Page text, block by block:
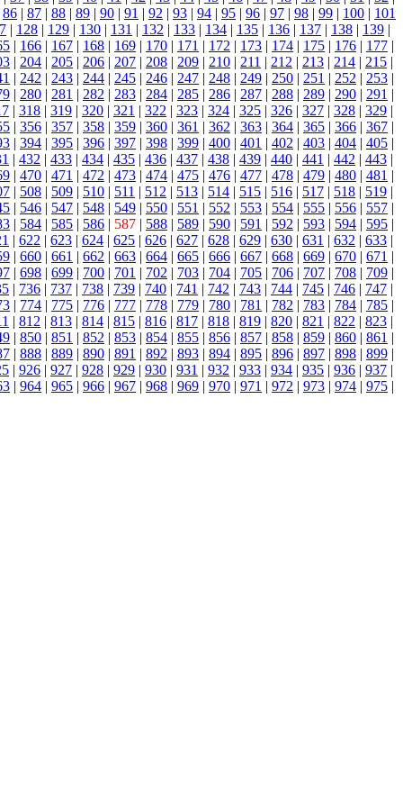
86 | 87 | 88 | 89 | 90 | 91 | 92 | 93 | 94 | 95 | 96 | 97 | 98 | 99 | 100 | 101
| 128 | 129 | 130 | 131 | 132 | 133 | 134 | 135 | 136 | 137 | 138 | 139 |
| 166 | 167 | 168 | 169 | 170 | 171 | 172 | 173 | 174 | 175 | 176 | 177 |
| 204 | 205 | 206 | 207 | 208 | 209 | 210 | 211 | 212 | 213 | 214 | 215 |
| 242 | 243 | 244 | 245 | 246 | 247 | 248 | 249 | 250 | 251 | 252 | 253 |
| 280 | 281 | 282 | 283 | 284 | 285 | 286 | 287 | 288 | 289 | 290 | 291 |
| 318 | 319 | 320 | 321 | 322 | 323 | 324 | 325 | 326 | 327 | 328 | 329 |
| 356 | 357 | 358 | 359 | 360 | 361 | 362 | 363 | 364 | 365 | 366 | 367 |
| 394 | 395 | 396 | 397 | 398 | 399 | 400 | 401 | 402 | 403 | 404 | 405 |
| 432 | 433 | 434 | 435 | 436 | 437 | 438 | 439 | 440 | 441 | 442 | 443 |
| 470 | 471 | 472 | 473 | 474 | 475 | 476 | 477 | 478 | 479 | 480 | 481 |
| 508 | 509 | 510 | 511 | 512 | 513 | 514 | 515 | 516 | 517 | 518 | 519 |
| 546 | 547 | 548 | 549 | 550 | 551 | 552 | 553 | 554 | 555 | 556 | 557 |
| 584 | 585 | 586 | 587 | 588 | 589 | 590 | 591 | 592 | 593 | 594 | 595 |
| 622 | 623 | 624 | 625 | 626 | 627 | 628 | 629 | 630 | 631 | 632 | 633 |
| 660 | 661 | 662 | 663 | 664 | 665 | 666 | 667 | 668 | 669 | 670 | 671 |
| 698 | 699 | 700 | 701 | 702 | 703 | 704 | 705 | 706 | 707 | 708 | 709 |
| 736 | 737 | 738 | 739 | 740 | 741 | 742 | 743 | 744 | 745 | 746 | 747 |
| 774 | 775 | 776 | 777 | 778 | 779 | 780 | 781 | 782 | 783 | 784 | 785 |
| 812 | 813 | 814 | 815 | 816 | 817 | 818 | 819 | 820 | 821 | 822 | 823 |
| 850 | 851 | 852 | 853 | 854 | 855 | 856 | 857 | 858 | 859 | 860 | 861 |
| 888 | 889 | 890 | 891 | 892 | 893 | 894 | 895 | 896 | 897 | 898 | 899 |
| 926 | 927 | 928 | 929 | 930 | 931 | 932 | 933 | 934 | 935 | 936 | 937 |
| 964 | 965 | 966 | 967 | 968 | 969 | 970 | 971 | 972 | 973 | 974 | 975 |